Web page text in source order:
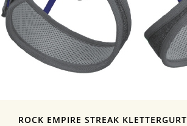
ROCK EMPIRE STREAK KLETTERGURT